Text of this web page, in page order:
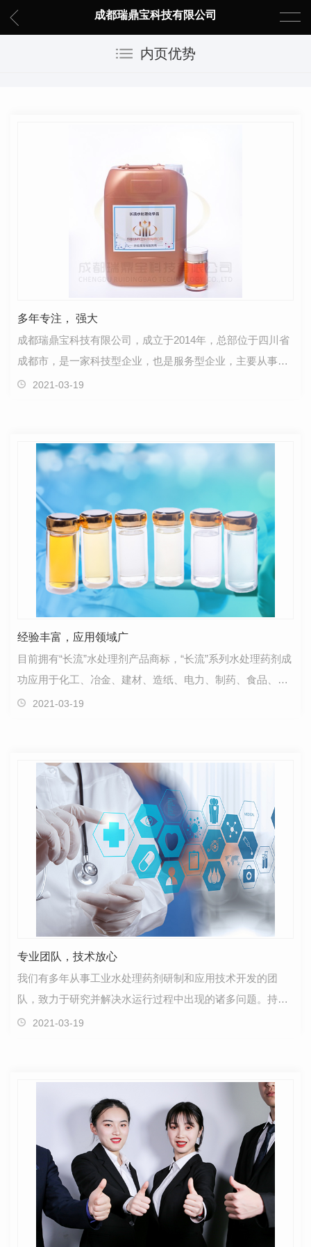
成都瑞鼎宝科技有限公司
内页优势
多年专注， 强大
成都瑞鼎宝科技有限公司，成立于2014年，总部位于四川省
成都市，是一家科技型企业，也是服务型企业，主要从事水
处理药剂类产品的研发、生产、销售和服务，产品涉及…
2021-03-19
经验丰富，应用领域广
目前拥有“长流”水处理剂产品商标，“长流”系列水处理药剂成
功应用于化工、冶金、建材、造纸、电力、制药、食品、汽
车制造、环保等各领域，我们目前已经成为具有…
2021-03-19
专业团队，技术放心
我们有多年从事工业水处理药剂研制和应用技术开发的团
队，致力于研究并解决水运行过程中出现的诸多问题。持续
的科研开发，以及生产技术的不断革新，使我们能够为客…
2021-03-19